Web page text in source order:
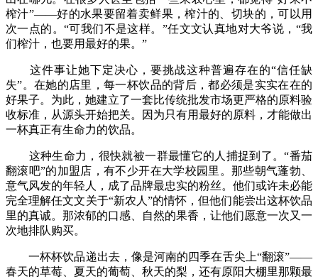
榨汁”——好的水果要留着卖鲜果，榨汁的、切块的，可以用
次一点的。“可我们不是这样。”任文文认真地对大爷说，“我
们榨汁，也要用最好的果。”
这件事让她下定决心，要挑战这种普遍存在的“信任缺
失”。在她的店里，每一杯饮品的背后，都必须是实实在在的
好果子。为此，她建立了一套比传统批发市场更严格的原料验
收标准，从源头开始把关。因为只有用最好的原料，才能做出
一杯真正有生命力的饮品。
这种生命力，很快就被一群最懂它的人捕捉到了。“番茄
翻滚吧”的加盟店，有不少开在大学校园里。那些朝气蓬勃、
意气风发的年轻人，成了品牌最忠实的粉丝。他们或许未必能
完全理解任文文关于“新农人”的情怀，但他们能尝出这杯饮品
里的真诚。那浓郁的口感、自然的果香，让他们愿意一次又一
次地排队购买。
一杯杯饮品递出去，像是河南的四季在舌尖上“翻滚”——
春天的草莓、夏天的葡萄、秋天的梨，还有原阳大棚里那颗最